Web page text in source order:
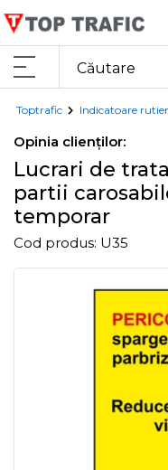
Toptrafic Indicatoare
Opinia clienților:
Lucrari de
partii
temporar
Cod produs: U35